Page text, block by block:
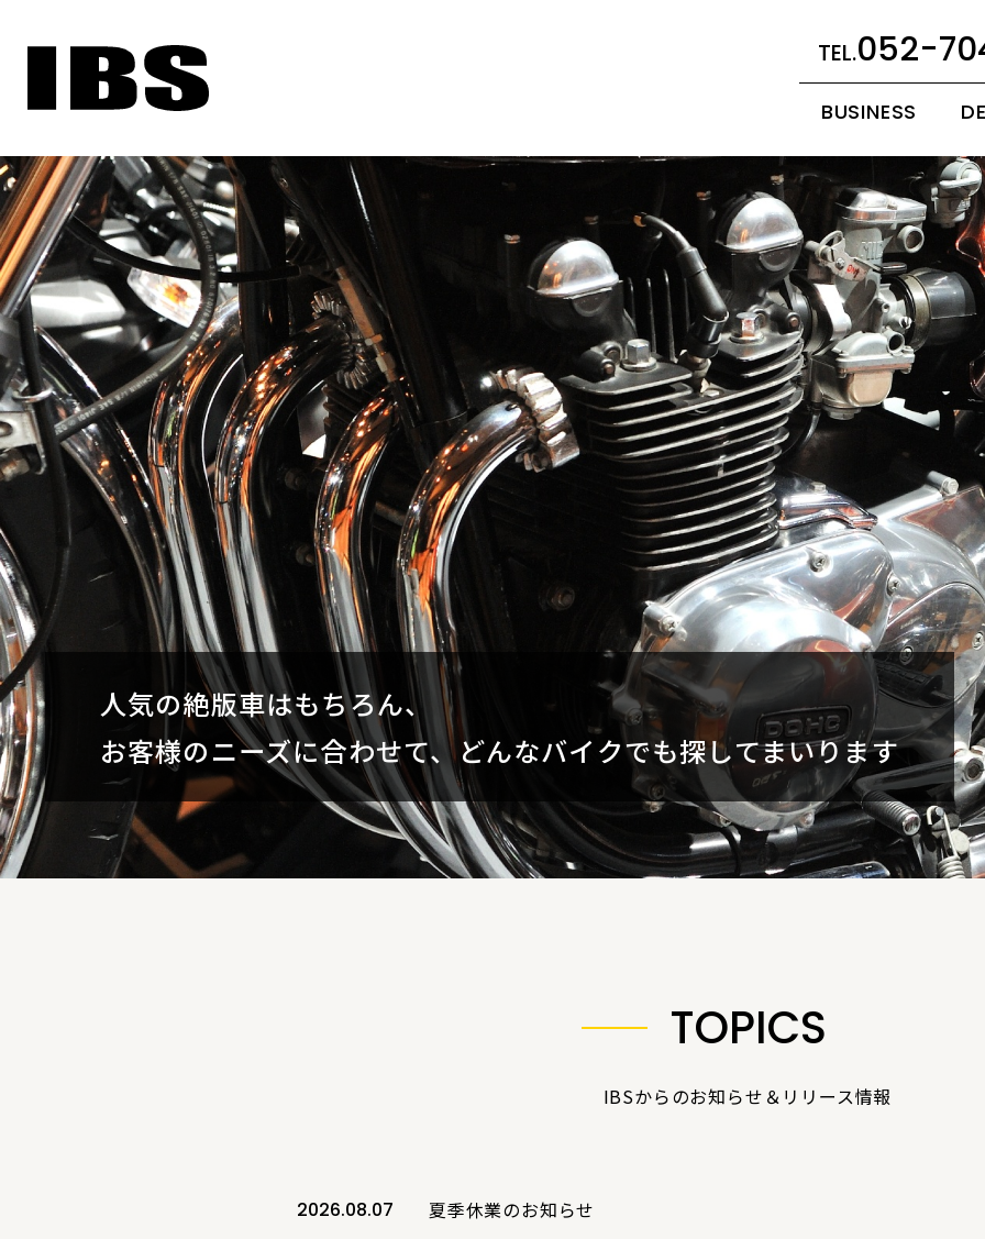
あらゆるブランドの最新バイクを
お取り寄せいたします
人気の絶版車はもちろん、
お客様のニーズに合わせて、どんなバイクでも探してまいります
F.B Mondialのすばらしい魅力を皆様へお届けいたします
（弊社はF.B Mondial正規輸入元です）
現在躍進中の「CFMOTO」の取り扱いを
開始いたしました
現在躍進中の「CFMOTO」の取り扱いを
開始いたしました
輸出や三国間貿易を通じ、
世界中のお客様へご希望の二輪車/四輪車をお届けしております
TOPICS
IBSからのお知らせ＆リリース情報
2026.08.07 夏季休業のお知らせ
052-
BUSINESS